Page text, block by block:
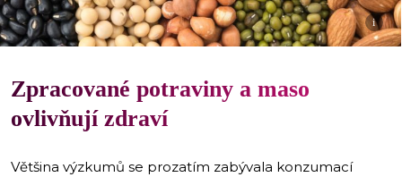
i
Zpracované potraviny a maso
ovlivňují zdraví
Většina výzkumů se prozatím zabývala konzumací